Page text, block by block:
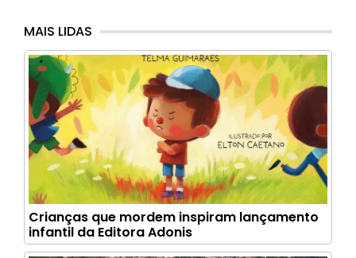
MAIS LIDAS
Crianças que mordem inspiram lançamento
infantil da Editora Adonis